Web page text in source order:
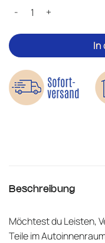
Demontagewerkzeug
In
Beschreibung
Möchtest du Leisten,
Teile im